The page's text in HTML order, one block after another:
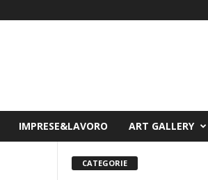
IMPRESE&LAVORO ART GALLERY
CATEGORIE